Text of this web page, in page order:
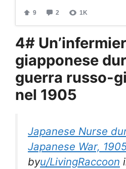
4#
giapponese
guerra russo-
nel 1905
Japanese Nurse
Japanese War,
byu/LivingRaccoon